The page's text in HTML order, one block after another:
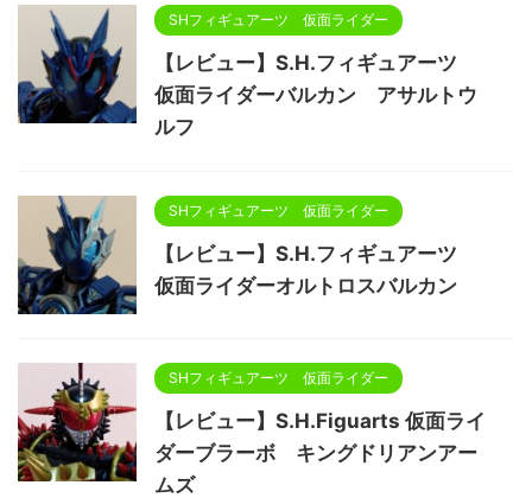
SHフィギュアーツ 仮面ライダー
【レビュー】S.H.フィギュアーツ
仮面ライダーバルカン アサルトウ
ルフ
SHフィギュアーツ 仮面ライダー
【レビュー】S.H.フィギュアーツ
仮面ライダーオルトロスバルカン
SHフィギュアーツ 仮面ライダー
【レビュー】S.H.Figuarts 仮面ライ
ダーブラーボ キングドリアンアー
ムズ